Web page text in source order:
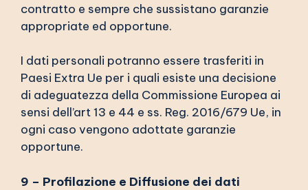
contratto e sempre che sussistano garanzie
appropriate ed opportune.
I dati personali potranno essere trasferiti in
Paesi Extra Ue per i quali esiste una decisione
di adeguatezza della Commissione Europea ai
sensi dell’art 13 e 44 e ss. Reg. 2016/679 Ue, in
ogni caso vengono adottate garanzie
opportune.
9 – Profilazione e Diffusione dei dati